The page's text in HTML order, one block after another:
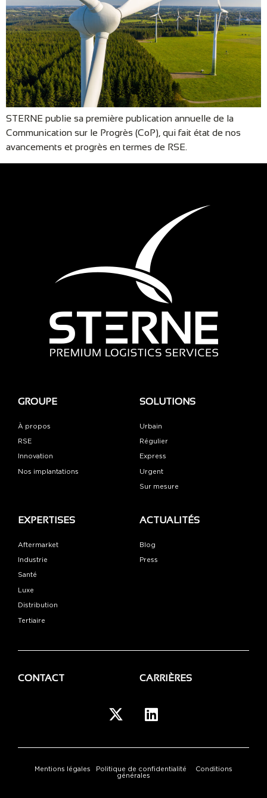
STERNE publie sa première publication annuelle de la
Communication sur le Progrès (CoP), qui fait état de nos
avancements et progrès en termes de RSE.
GROUPE
À propos
RSE
Innovation
Nos implantations
SOLUTIONS
Urbain
Régulier
Express
Urgent
Sur mesure
EXPERTISES
Aftermarket
Industrie
Santé
Luxe
Distribution
Tertiaire
ACTUALITÉS
Blog
Press
CONTACT CARRIÈRES
Mentions légales Politique de confidentialité
Conditions
générales